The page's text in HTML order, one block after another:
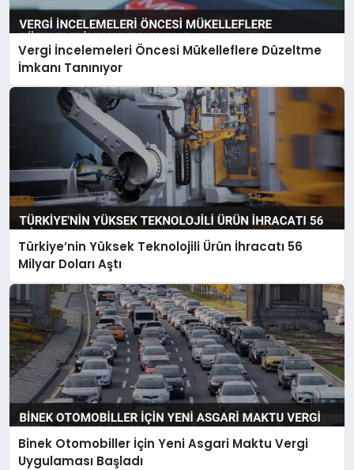
Vergi İncelemeleri Öncesi Mükelleflere Düzeltme
İmkanı Tanınıyor
Türkiye’nin Yüksek Teknolojili Ürün İhracatı 56
Milyar Doları Aştı
Binek Otomobiller İçin Yeni Asgari Maktu Vergi
Uygulaması Başladı